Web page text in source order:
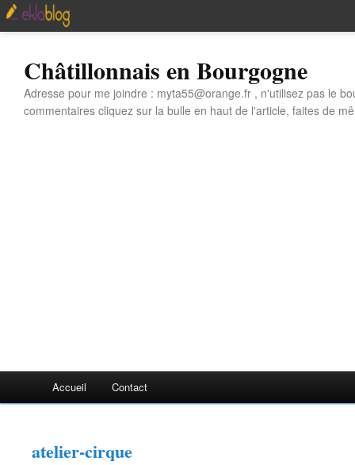
Châtillonnais en Bourgogne
Adresse pour me joindre : myta55@orange.fr , n'utilisez pas le
commentaires cliquez sur la bulle en haut de l'article, faites de
Accueil Contact
atelier-cirque